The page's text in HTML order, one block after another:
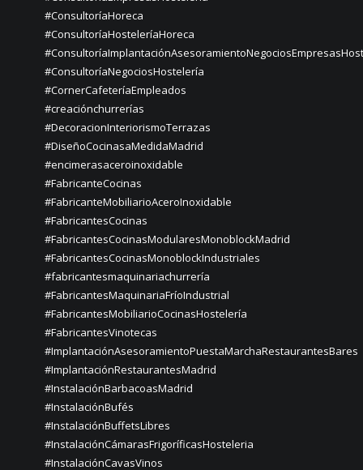
#ConsultoríaHoreca
#ConsultoríaHosteleríaHoreca
#ConsultoríaNegociosHostelería
#CornerCafeteríaEmpleados
#creaciónchurrerías
#DecoracionInteriorismoTerrazas
#DiseñoCocinasaMedidaMadrid
#encimerasaceroinoxidable
#FabricanteCocinas
#FabricanteMobiliarioAceroInoxidable
#FabricantesCocinas
#FabricantesCocinasModularesMonoblockMadrid
#FabricantesCocinasMonoblockIndustriales
#fabricantesmaquinariachurrería
#FabricantesMaquinariaFríoIndustrial
#FabricantesMobiliarioCocinasHostelería
#FabricantesVinotecas
#ImplantaciónAsesoramientoPuestaMarchaRestaurantesBares
#ImplantaciónRestaurantesMadrid
#InstalaciónBarbacoasMadrid
#InstalaciónBufés
#InstalaciónBuffetsLibres
#InstalaciónCámarasFrigoríficasHosteleria
#InstalaciónCavasVinos